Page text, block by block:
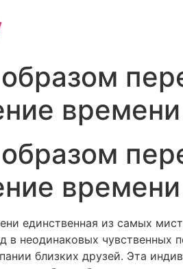
времени
времени
единственная из самых
в неодинаковых чувственных
близких друзей. Эта